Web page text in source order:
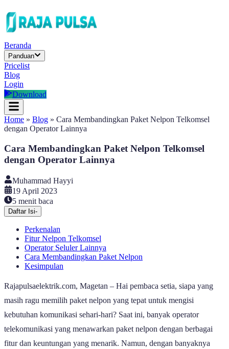
Beranda
Panduan
Pricelist
Blog
Login
Download
Home » Blog » Cara Membandingkan Paket Nelpon Telkomsel
dengan Operator Lainnya
Cara Membandingkan Paket Nelpon Telkomsel
dengan Operator Lainnya
Muhammad Hayyi
19 April 2023
5 menit baca
Daftar Isi-
Perkenalan
Fitur Nelpon Telkomsel
Operator Seluler Lainnya
Cara Membandingkan Paket Nelpon
Kesimpulan
Rajapulsaelektrik.com, Magetan – Hai pembaca setia, siapa yang
masih ragu memilih paket nelpon yang tepat untuk mengisi
kebutuhan komunikasi sehari-hari? Saat ini, banyak operator
telekomunikasi yang menawarkan paket nelpon dengan berbagai
fitur dan keuntungan yang menarik. Namun, dengan banyaknya